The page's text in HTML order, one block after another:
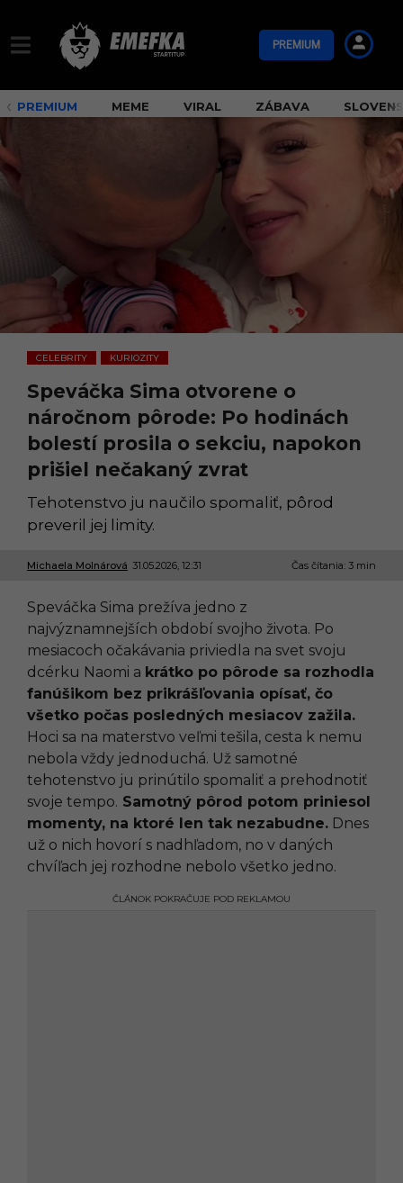
PREMIUM
PREMIUM MEME VIRAL ZÁBAVA
CELEBRITY
,
KURIOZITY
Speváčka Sima otvorene o
náročnom pôrode: Po hodinách
bolestí prosila o sekciu, napokon
prišiel nečakaný zvrat
Tehotenstvo ju naučilo spomaliť, pôrod
preveril jej limity.
Michaela Molnárová 31.05.2026, 12:31
3
0
5
.
2
0
2
6
1
2
:
0
Čas čítania: 3 min
Speváčka Sima prežíva jedno z
najvýznamnejších období svojho života. Po
mesiacoch očakávania priviedla na svet svoju
dcérku Naomi a krátko po pôrode sa rozhodla
fanúšikom bez prikrášľovania opísať, čo
všetko počas posledných mesiacov zažila.
Hoci sa na materstvo veľmi tešila, cesta k nemu
nebola vždy jednoduchá. Už samotné
tehotenstvo ju prinútilo spomaliť a prehodnotiť
svoje tempo. Samotný pôrod potom priniesol
momenty, na ktoré len tak nezabudne. Dnes
už o nich hovorí s nadhľadom, no v daných
chvíľach jej rozhodne nebolo všetko jedno.
ČLÁNOK POKRAČUJE POD REKLAMOU